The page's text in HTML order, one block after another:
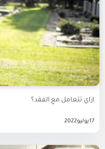
ازاي تتعامل مع الفقد؟
17 يوليو2022